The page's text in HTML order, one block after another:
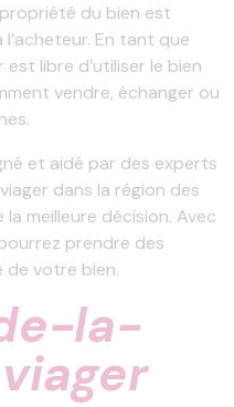
du bien est
En tant que
libre d’utiliser le bien
vendre, échanger ou
et aidé par des experts
dans la région des
meilleure décision. Avec
prendre des
de votre bien.
la-